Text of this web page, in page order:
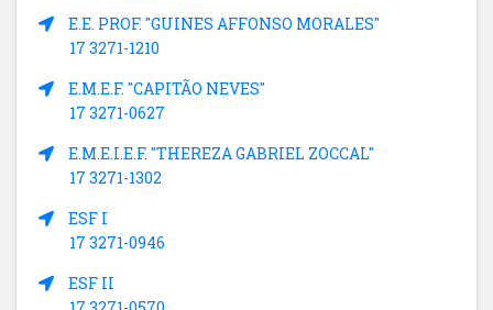
E.E. PROF. "GUINES AFFONSO MORALES"
17 3271-1210
E.M.E.F. "CAPITÃO NEVES"
17 3271-0627
E.M.E.I.E.F. "THEREZA GABRIEL ZOCCAL"
17 3271-1302
ESF I
17 3271-0946
ESF II